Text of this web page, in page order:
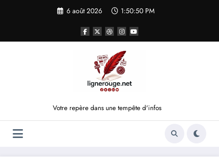
6 août 2026 1:50:50 PM
Votre repère dans une tempête d'infos